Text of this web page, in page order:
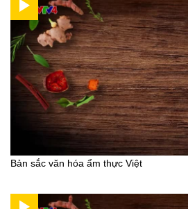
Bản sắc văn hóa ẩm thực Việt